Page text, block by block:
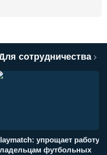
сотрудничества
упрощает работу
футбольных